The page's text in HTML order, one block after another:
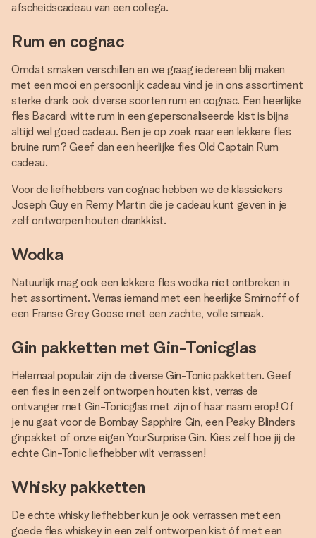
afscheidscadeau van een collega.
Rum en cognac
Omdat smaken verschillen en we graag iedereen blij maken
met een mooi en persoonlijk cadeau vind je in ons assortiment
sterke drank ook diverse soorten rum en cognac. Een heerlijke
fles Bacardi witte rum in een gepersonaliseerde kist is bijna
altijd wel goed cadeau. Ben je op zoek naar een lekkere fles
bruine rum? Geef dan een heerlijke fles Old Captain Rum
cadeau.
Voor de liefhebbers van cognac hebben we de klassiekers
Joseph Guy en Remy Martin die je cadeau kunt geven in je
zelf ontworpen houten drankkist.
Wodka
Natuurlijk mag ook een lekkere fles wodka niet ontbreken in
het assortiment. Verras iemand met een heerlijke Smirnoff of
een Franse Grey Goose met een zachte, volle smaak.
Gin pakketten met Gin-Tonicglas
Helemaal populair zijn de diverse Gin-Tonic pakketten. Geef
een fles in een zelf ontworpen houten kist, verras de
ontvanger met Gin-Tonicglas met zijn of haar naam erop! Of
je nu gaat voor de Bombay Sapphire Gin, een Peaky Blinders
ginpakket of onze eigen YourSurprise Gin. Kies zelf hoe jij de
echte Gin-Tonic liefhebber wilt verrassen!
Whisky pakketten
De echte whisky liefhebber kun je ook verrassen met een
goede fles whiskey in een zelf ontworpen kist óf met een